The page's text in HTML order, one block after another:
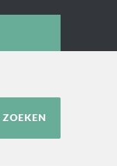
ZOEKEN